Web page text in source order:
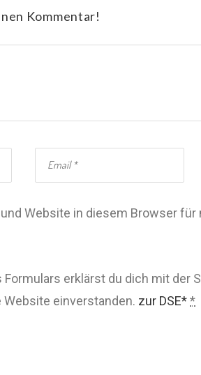
Kommentar!
Website in diesem Browser
erklärst du dich mit der
Website einverstanden. zur DSE**